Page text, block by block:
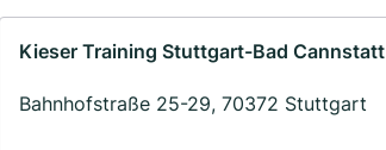
Kieser Training Stuttgart-Bad Cannstatt
Bahnhofstraße 25-29, 70372 Stuttgart